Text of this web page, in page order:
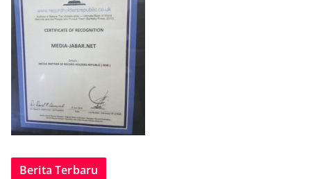
Berita Terbaru